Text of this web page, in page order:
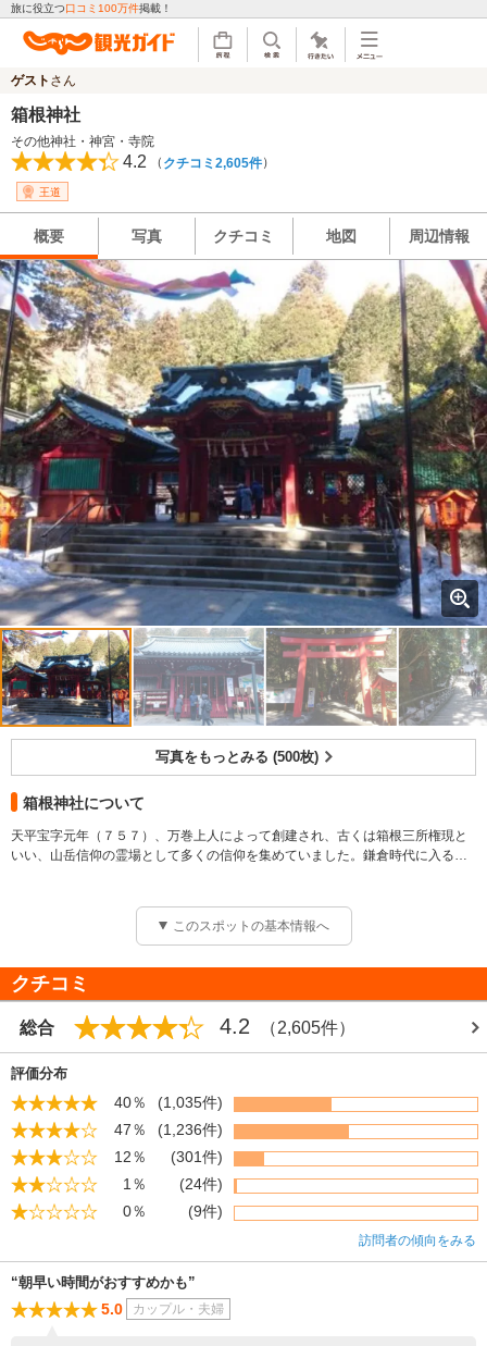
旅に役立つ口コミ100万件掲載！
ゲスト さん
箱根神社
その他神社・神宮・寺院
4.2 （ クチコミ2,605件）
王道
概要 写真 クチコミ 地図 周辺情報
写真をもっとみる (500枚)
箱根神社について
天平宝字元年（７５７）、万巻上人によって創建され、古くは箱根三所権現と
いい、山岳信仰の霊場として多くの信仰を集めていました。鎌倉時代に入る
す。交通安全・心願成就・開運厄除など、運開きの神様として信仰されていま
す。８00年を越す杉並木が続く参道は、とても神聖な雰囲気。
（小学生以下）
このスポットの基本情報へ
クチコミ
総合 4.2 （2,605件）
評価分布
40％
(1,035件)
47％
(1,236件)
12％
(301件)
1％
(24件)
0％
(9件)
訪問者の傾向をみる
“朝早い時間がおすすめかも”
5.0 カップル・夫婦